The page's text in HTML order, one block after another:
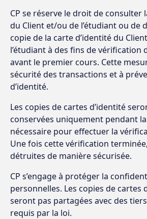
CP se réserve le droit de consulter
du Client et/ou de l’étudiant ou de
copie de la carte d’identité du
l’étudiant à des fins de vérification
avant le premier cours. Cette
sécurité des transactions et à
d’identité.
Les copies de cartes d’identité
conservées uniquement pendant
nécessaire pour effectuer la
Une fois cette vérification
détruites de manière sécurisée.
CP s’engage à protéger la
personnelles. Les copies de cartes
seront pas partagées avec des
requis par la loi.